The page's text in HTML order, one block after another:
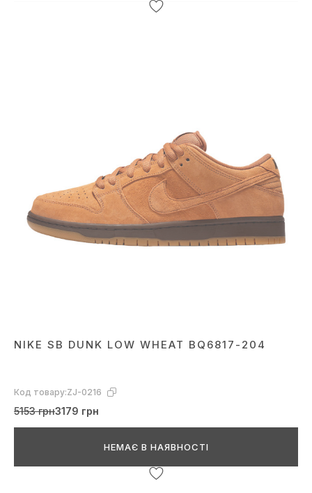
NIKE SB DUNK LOW WHEAT BQ6817-204
Код товару:ZJ-0216
5153 грн3179 грн
НЕМАЄ В НАЯВНОСТІ